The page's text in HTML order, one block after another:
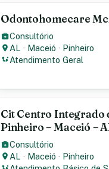
Odontohomecare
Consultório
AL · Maceió · Pinheiro
Atendimento Geral
Cit Centro Integrado
Pinheiro – Maceió –
Consultório
AL · Maceió · Pinheiro